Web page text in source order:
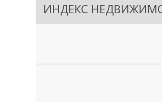
ИНДЕКС